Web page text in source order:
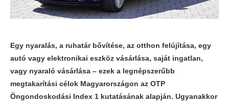
Egy nyaralás, a ruhatár bővítése, az otthon felújítása, egy
autó vagy elektronikai eszköz vásárlása, saját ingatlan,
vagy nyaraló vásárlása – ezek a legnépszerűbb
megtakarítási célok Magyarországon az OTP
Öngondoskodási Index 1 kutatásának alapján. Ugyanakkor